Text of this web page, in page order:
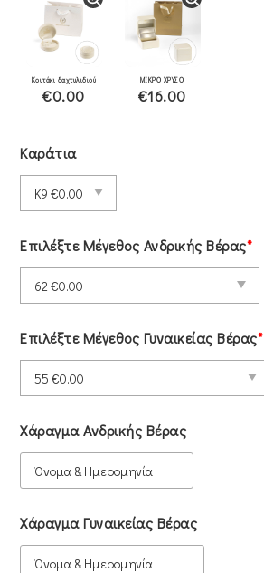
Κουτάκι δαχτυλιδιού
€0.00
ΜΙΚΡΟ ΧΡΥΣΟ
€16.00
Καράτια
Επιλέξτε Μέγεθος Ανδρικής Βέρας*
Επιλέξτε Μέγεθος Γυναικείας Βέρας*
Χάραγμα Ανδρικής Βέρας
Χάραγμα Γυναικείας Βέρας